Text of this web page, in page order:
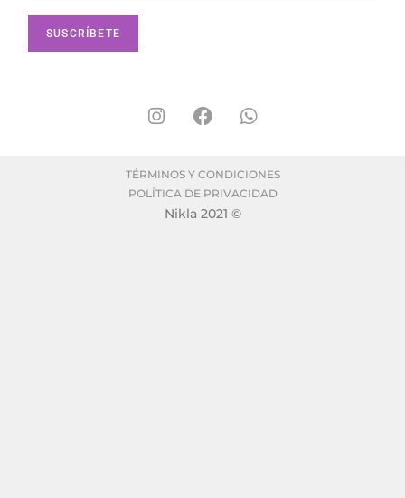
TÉRMINOS Y CONDICIONES
POLÍTICA DE PRIVACIDAD
Nikla 2021 ©